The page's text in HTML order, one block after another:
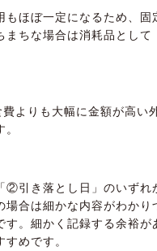
合う家計簿を見つけよ
ほぼ一定になるため、固
ちな場合は消耗品として
よりも大幅に金額が高い
②引き落とし日」のいず
合は細かな内容がわかり
す。細かく記録する余裕
めです。